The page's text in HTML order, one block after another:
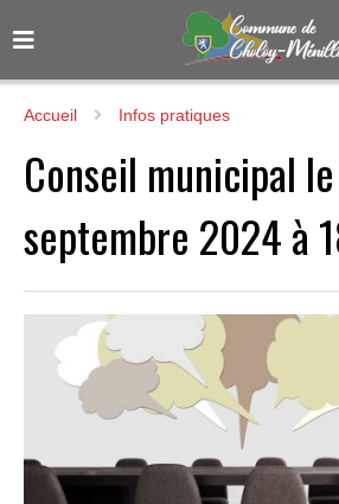
Accueil Infos pratiques
Conseil municipal
septembre 2024 à